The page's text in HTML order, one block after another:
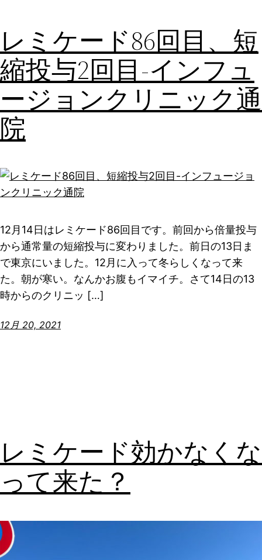
レミケード86回目、短
縮投与2回目-インフュ
ージョンクリニック通
院
12月14日はレミケード86回目です。前回から倍量投与
から通常量の短縮投与に変わりました。前日の13日ま
で東京にいました。12月に入って冬らしくなって来
た。朝が寒い。なんかお腹もイマイチ。さて14日の13
時からのクリニッ […]
12月 20, 2021
レミケード効かなくな
って来た？